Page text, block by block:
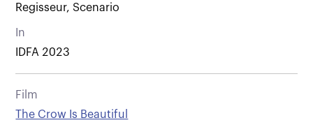
Regisseur, Scenario
In
IDFA 2023
Film
The Crow Is Beautiful